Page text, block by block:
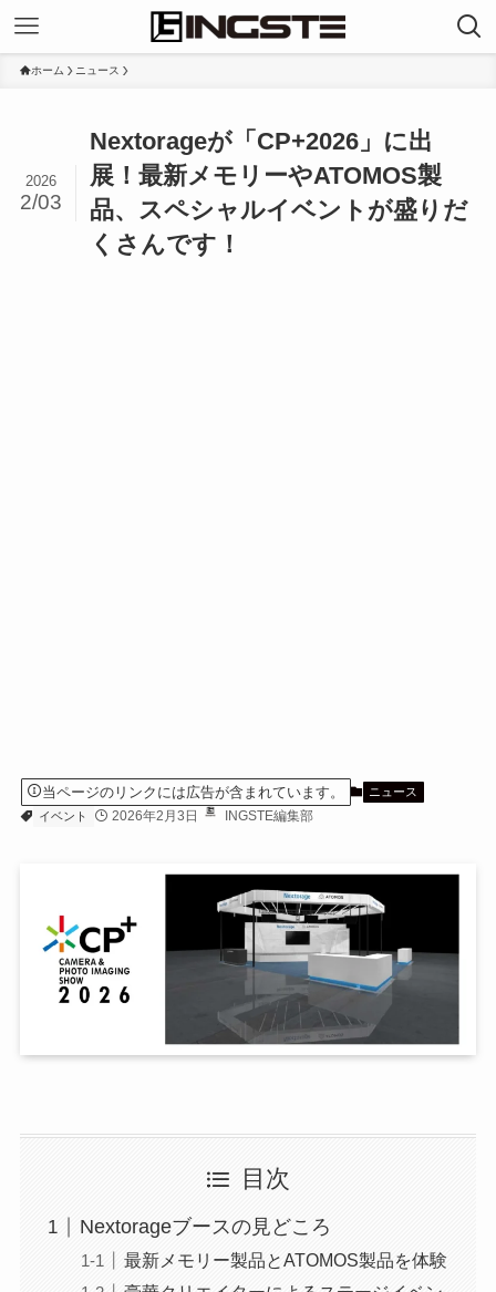
ホーム ニュース
Nextorageが「CP+2026」に出
展！最新メモリーやATOMOS製
品、スペシャルイベントが盛りだ
くさんです！
2026
2/03
当ページのリンクには広告が含まれています。
ニュース
イベント
2026年2月3日 INGSTE編集部
目次
Nextorageブースの見どころ
最新メモリー製品とATOMOS製品を体験